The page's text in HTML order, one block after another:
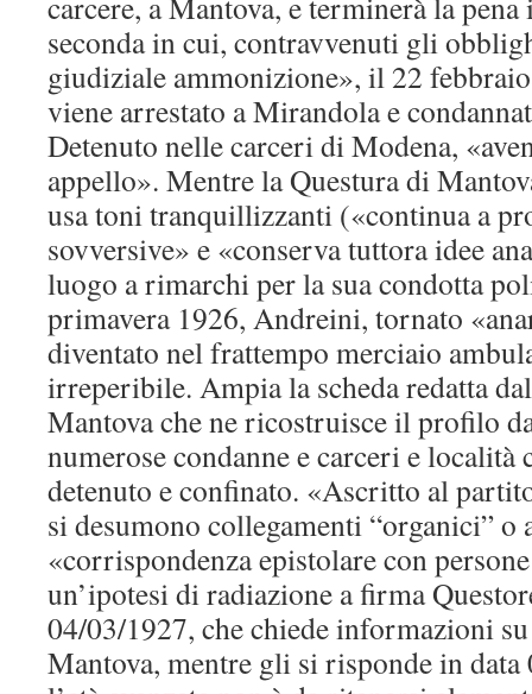
seconda in cui, contravvenuti gli
giudiziale ammonizione», il 22
viene arrestato a Mirandola e
Detenuto nelle carceri di Modena,
appello». Mentre la Questura di
usa toni tranquillizzanti («continua a
sovversive» e «conserva tuttora idee
luogo a rimarchi per la sua condotta
primavera 1926, Andreini, tornato
diventato nel frattempo merciaio
irreperibile. Ampia la scheda redatta
Mantova che ne ricostruisce il profilo
numerose condanne e carceri e località
detenuto e confinato. «Ascritto al
si desumono collegamenti “organici” o
«corrispondenza epistolare con
un’ipotesi di radiazione a firma
04/03/1927, che chiede informazioni
Mantova, mentre gli si risponde in data